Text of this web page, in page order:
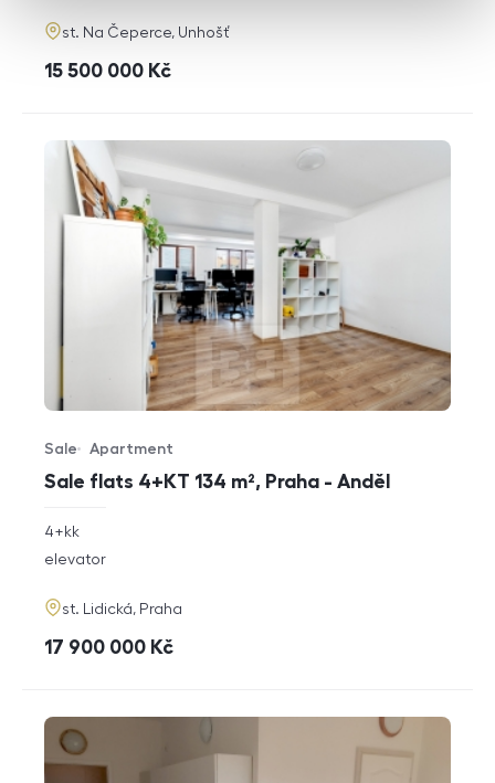
adresa
st. Na Čeperce, Unhošť
cena
15 500 000 Kč
Sale flats 4+KT 134 m², Praha - Anděl
Offer type
Sale
Property type
Apartment
rozměry
4+kk
funkce
elevator
adresa
st. Lidická, Praha
cena
17 900 000 Kč